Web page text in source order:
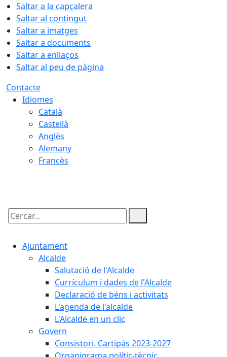
Saltar a la capçalera
Saltar al contingut
Saltar a imatges
Saltar a documents
Saltar a enllaços
Saltar al peu de pàgina
Contacte
Idiomes
Català
Castellà
Anglès
Alemany
Francès
Cercar:
Ajuntament
Alcalde
Salutació de l'Alcalde
Currículum i dades de l'Alcalde
Declaració de béns i activitats
L'agenda de l'alcalde
L'Alcalde en un clic
Govern
Consistori. Cartipàs 2023-2027